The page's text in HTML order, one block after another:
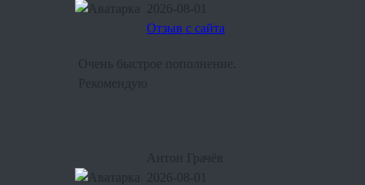
2026-08-01
Отзыв с сайта
Очень быстрое пополнение.
Рекомендую
2026-08-01